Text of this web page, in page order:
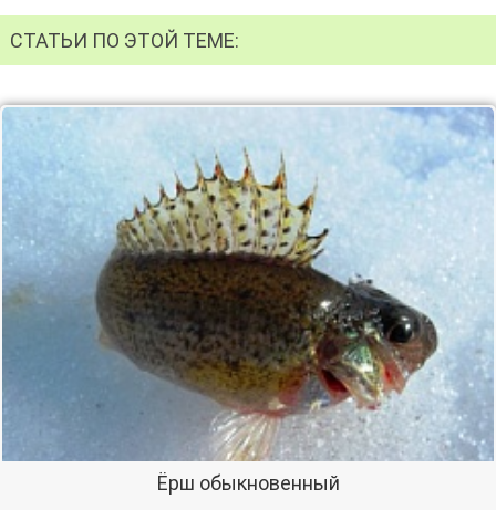
СТАТЬИ ПО ЭТОЙ ТЕМЕ:
Ёрш обыкновенный